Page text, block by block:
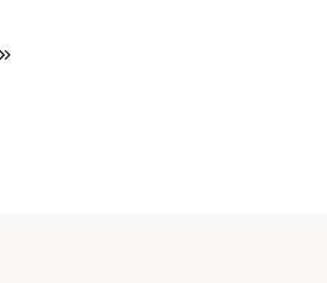
Przejdź do ostatniej strony z produktami